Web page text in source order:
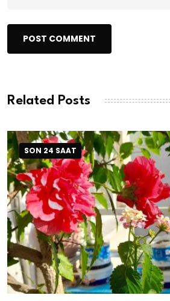
POST COMMENT
Related Posts
SON 24 SAAT